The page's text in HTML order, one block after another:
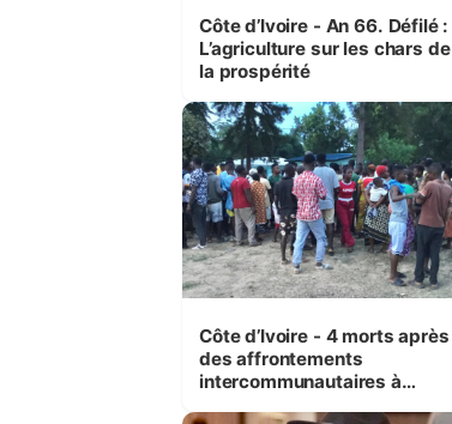
Côte d’Ivoire - An 66. Défilé :
L’agriculture sur les chars de
la prospérité
Côte d’Ivoire - 4 morts après
des affrontements
intercommunautaires à